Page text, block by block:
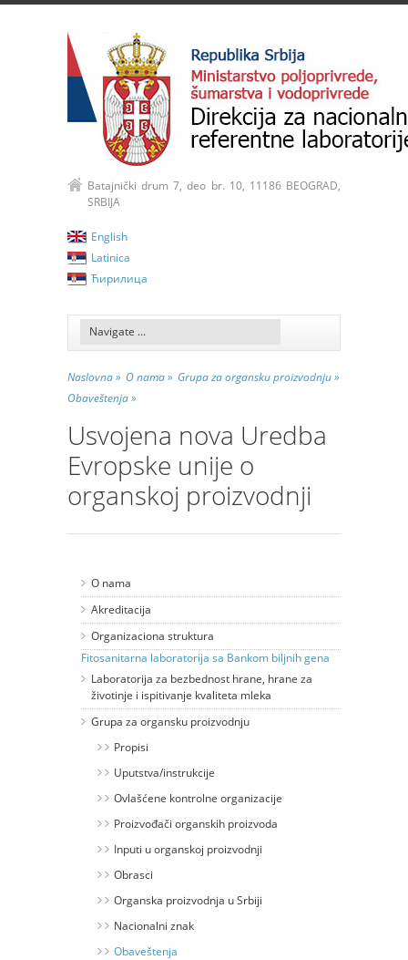
Batajnički drum 7, deo br. 10, 11186 BEOGRAD,
SRBIJA
English
Latinica
Ћирилица
Naslovna » O nama » Grupa za organsku proizvodnju »
Obaveštenja »
Usvojena nova Uredba
Evropske unije o
organskoj proizvodnji
O nama
Akreditacija
Organizaciona struktura
Fitosanitarna laboratorija sa Bankom bilјnih gena
Laboratorija za bezbednost hrane, hrane za
životinje i ispitivanje kvaliteta mleka
Grupa za organsku proizvodnju
Propisi
Uputstva/instrukcije
Ovlašćene kontrolne organizacije
Proizvođači organskih proizvoda
Inputi u organskoj proizvodnji
Obrasci
Organska proizvodnja u Srbiji
Nacionalni znak
Obaveštenja